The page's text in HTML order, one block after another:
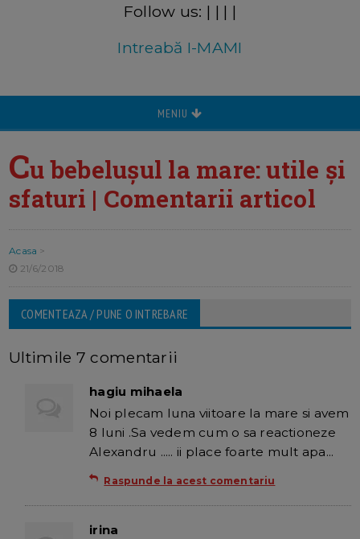
Follow us: | | | |
Intreabă I-MAMI
MENIU
Cu bebelușul la mare: utile și
sfaturi | Comentarii articol
Acasa >
21/6/2018
COMENTEAZA / PUNE O INTREBARE
Ultimile 7 comentarii
hagiu mihaela
Noi plecam luna viitoare la mare si avem
8 luni .Sa vedem cum o sa reactioneze
Alexandru ..... ii place foarte mult apa...
Raspunde la acest comentariu
irina